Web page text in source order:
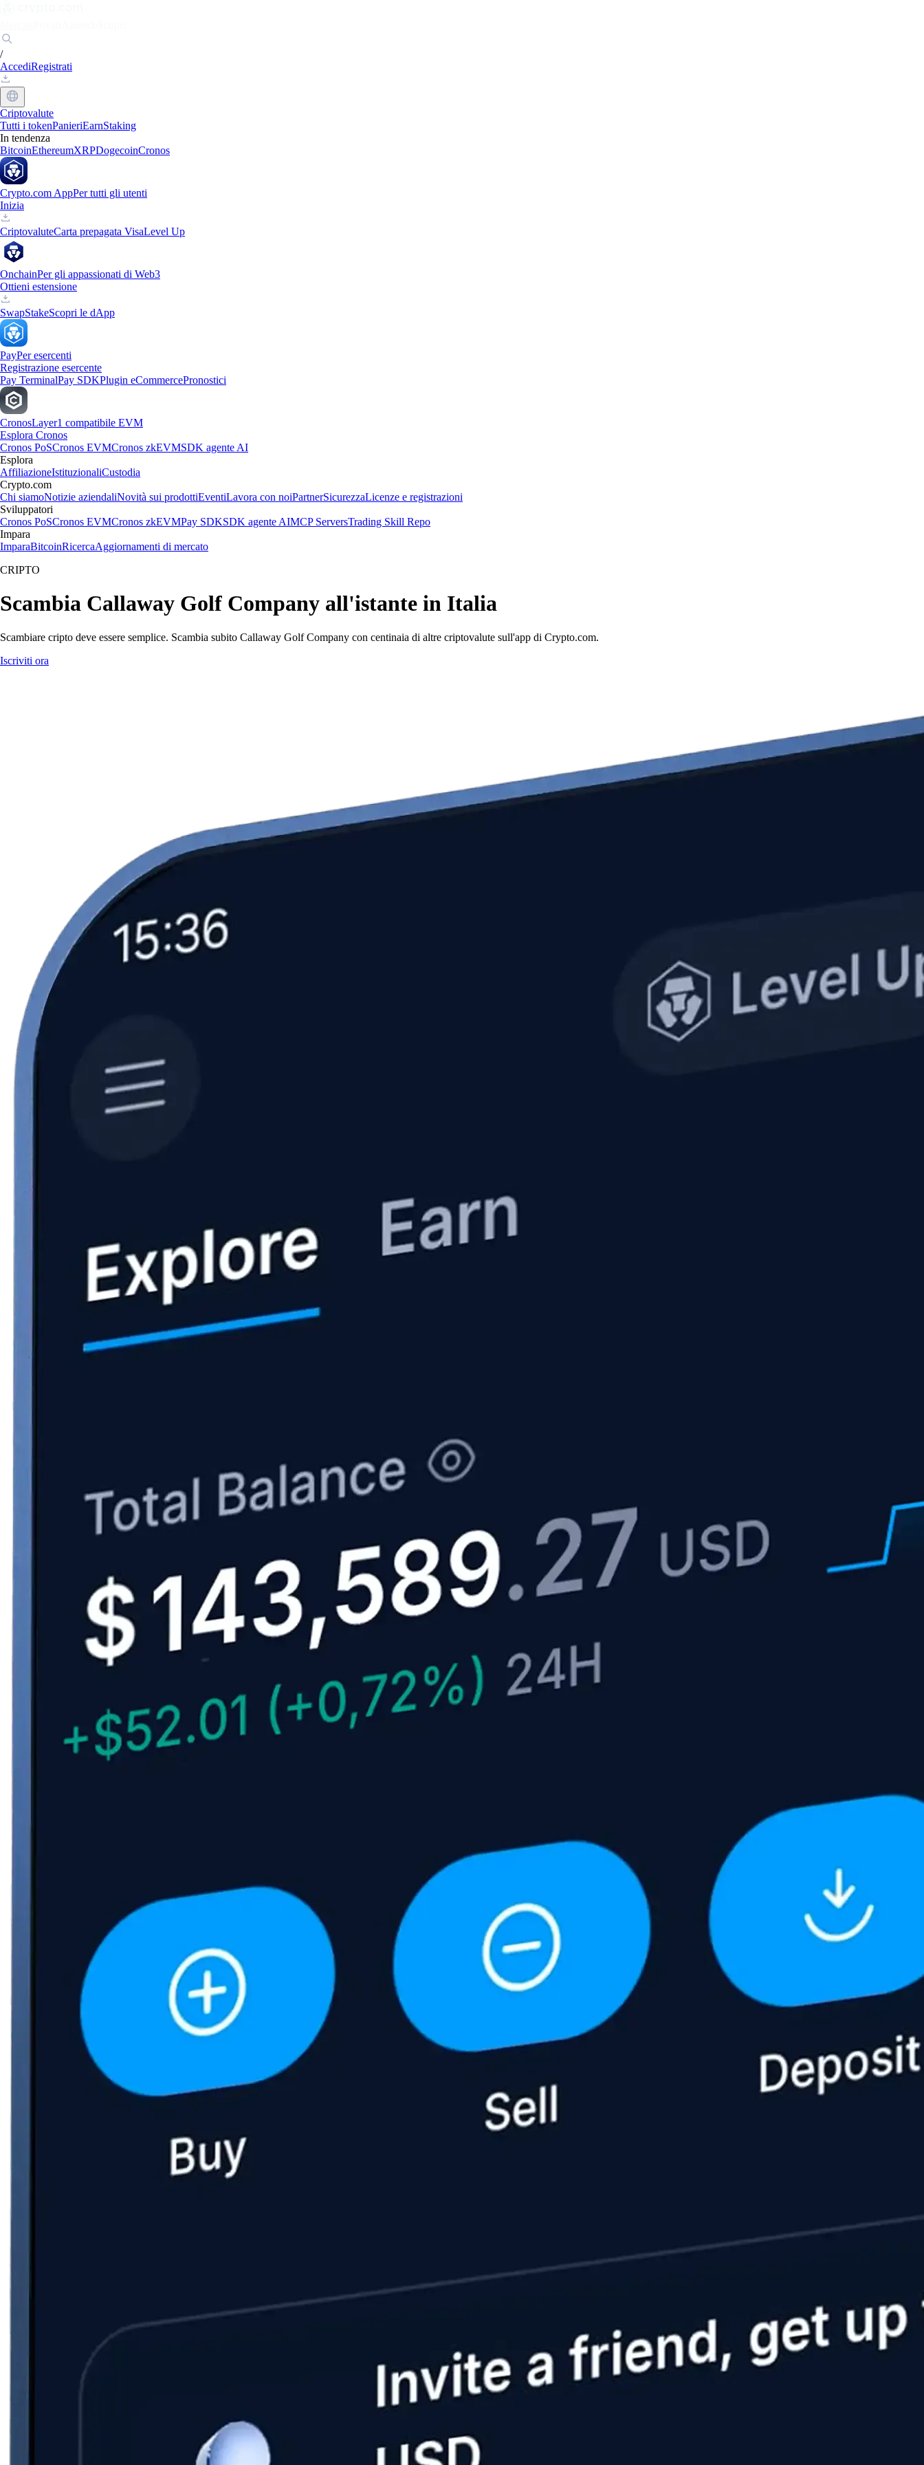
/
AccediRegistrati
Criptovalute
Tutti i tokenPanieriEarnStaking
In tendenza
BitcoinEthereumXRPDogecoinCronos
Crypto.com AppPer tutti gli utenti
Inizia
CriptovaluteCarta prepagata VisaLevel Up
OnchainPer gli appassionati di Web3
Ottieni estensione
SwapStakeScopri le dApp
PayPer esercenti
Registrazione esercente
Pay TerminalPay SDKPlugin eCommercePronostici
CronosLayer1 compatibile EVM
Esplora Cronos
Cronos PoSCronos EVMCronos zkEVMSDK agente AI
Esplora
AffiliazioneIstituzionaliCustodia
Crypto.com
Chi siamoNotizie aziendaliNovità sui prodottiEventiLavora con noiPartnerSicurezzaLicenze e registrazioni
Sviluppatori
Cronos PoSCronos EVMCronos zkEVMPay SDKSDK agente AIMCP ServersTrading Skill Repo
Impara
ImparaBitcoinRicercaAggiornamenti di mercato
CRIPTO
Scambia Callaway Golf Company all'istante in Italia
Scambiare cripto deve essere semplice. Scambia subito Callaway Golf Company con centinaia di altre criptovalute sull'app di Crypto.com.
Iscriviti ora